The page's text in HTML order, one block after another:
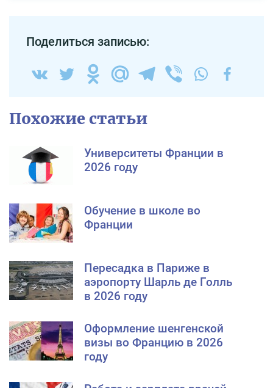
Поделиться записью:
Похожие статьи
Университеты Франции в
2026 году
Обучение в школе во
Франции
Пересадка в Париже в
аэропорту Шарль де Голль
в 2026 году
Оформление шенгенской
визы во Францию в 2026
году